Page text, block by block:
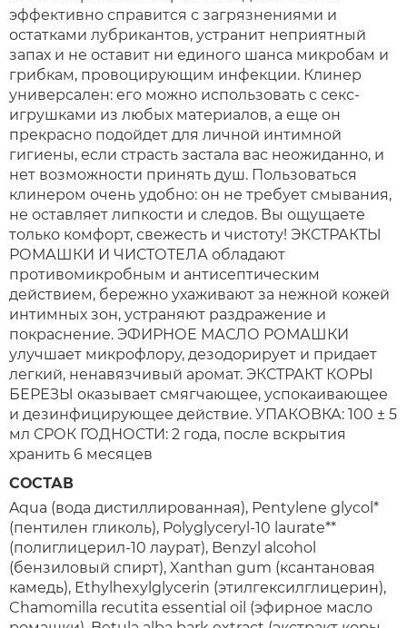
эффективно справится с загрязнениями и
остатками лубрикантов, устранит неприятный
запах и не оставит ни единого шанса микробам и
грибкам, провоцирующим инфекции. Клинер
универсален: его можно использовать с секс-
игрушками из любых материалов, а еще он
прекрасно подойдет для личной интимной
гигиены, если страсть застала вас неожиданно, и
нет возможности принять душ. Пользоваться
клинером очень удобно: он не требует смывания,
не оставляет липкости и следов. Вы ощущаете
только комфорт, свежесть и чистоту! ЭКСТРАКТЫ
РОМАШКИ И ЧИСТОТЕЛА обладают
противомикробным и антисептическим
действием, бережно ухаживают за нежной кожей
интимных зон, устраняют раздражение и
покраснение. ЭФИРНОЕ МАСЛО РОМАШКИ
улучшает микрофлору, дезодорирует и придает
легкий, ненавязчивый аромат. ЭКСТРАКТ КОРЫ
БЕРЕЗЫ оказывает смягчающее, успокаивающее
и дезинфицирующее действие. УПАКОВКА: 100 ± 5
мл СРОК ГОДНОСТИ: 2 года, после вскрытия
хранить 6 месяцев
СОСТАВ
Aqua (вода дистиллированная), Рentylene glycol*
(пентилен гликоль), Polyglyceryl-10 laurate**
(полиглицерил-10 лаурат), Benzyl alcohol
(бензиловый спирт), Xanthan gum (ксантановая
камедь), Еthylhexylglycerin (этилгексилглицерин),
Chamomilla recutita essential oil (эфирное масло